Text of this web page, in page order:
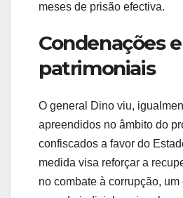
meses de prisão efectiva.
Condenações
patrimoniais
O general Dino viu,
apreendidos no âmbito do
confiscados a favor do
medida visa reforçar a
no combate à corrupção,